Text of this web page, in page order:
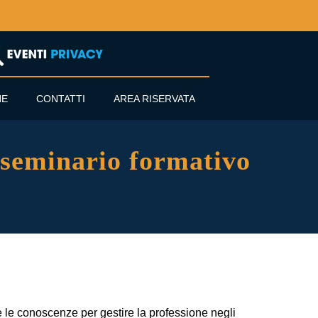
CONTATTI AREA RISERVATA
formativo
conoscenze per gestire la professione negli